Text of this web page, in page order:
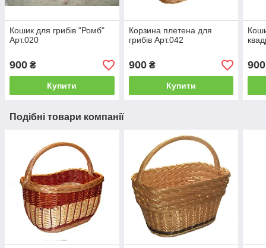
Кошик для грибів "Ромб"
Арт.020
900 ₴
Купити
Корзина плетена для
грибів Арт.042
900₴
Купити
900
Подібні товари компанії